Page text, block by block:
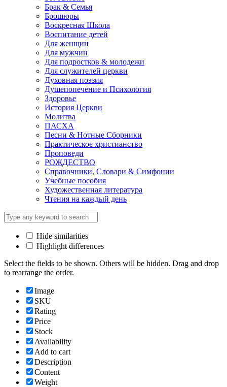
Брак & Семья
Брошюры
Воскресная Школа
Воспитание детей
Для женщин
Для мужчин
Для подростков & молодежи
Для служителей церкви
Духовная поэзия
Душепопечение и Психология
Здоровье
История Церкви
Молитва
ПАСХА
Песни & Нотные Сборники
Практическое христианство
Проповеди
РОЖДЕСТВО
Справочники, Словари & Симфонии
Учебные пособия
Художественная литература
Чтения на каждый день
Hide similarities
Highlight differences
Select the fields to be shown. Others will be hidden. Drag and drop
to rearrange the order.
Image
SKU
Rating
Price
Stock
Availability
Add to cart
Description
Content
Weight